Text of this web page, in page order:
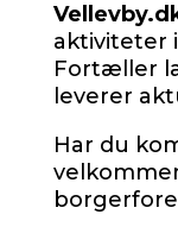
aktiviteter
Fortæller
leverer
Har du